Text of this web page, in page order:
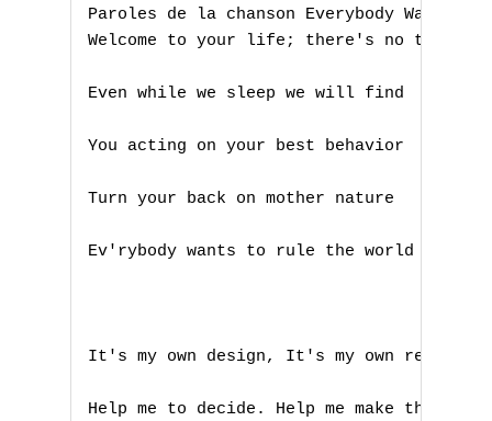
Paroles de la chanson Everybody Wants
Welcome to your life; there's no turning
Even while we sleep we will find
You acting on your best behavior
Turn your back on mother nature
Ev'rybody wants to rule the world
It's my own design, It's my own remorse
Help me to decide. Help me make the most